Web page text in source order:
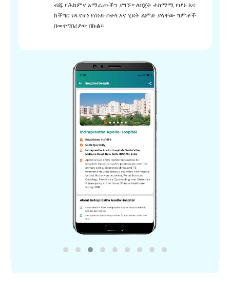
ብጁ የሕክምና አማራጮችን ያግኙ። ለበጀት ተስማሚ የሆኑ እና
ከችግር ነጻ የሆነ የሰነድ ሰቀላ እና ሂደት ልምድ ያላቸው ግምቶች
በመተግበሪያው በኩል።